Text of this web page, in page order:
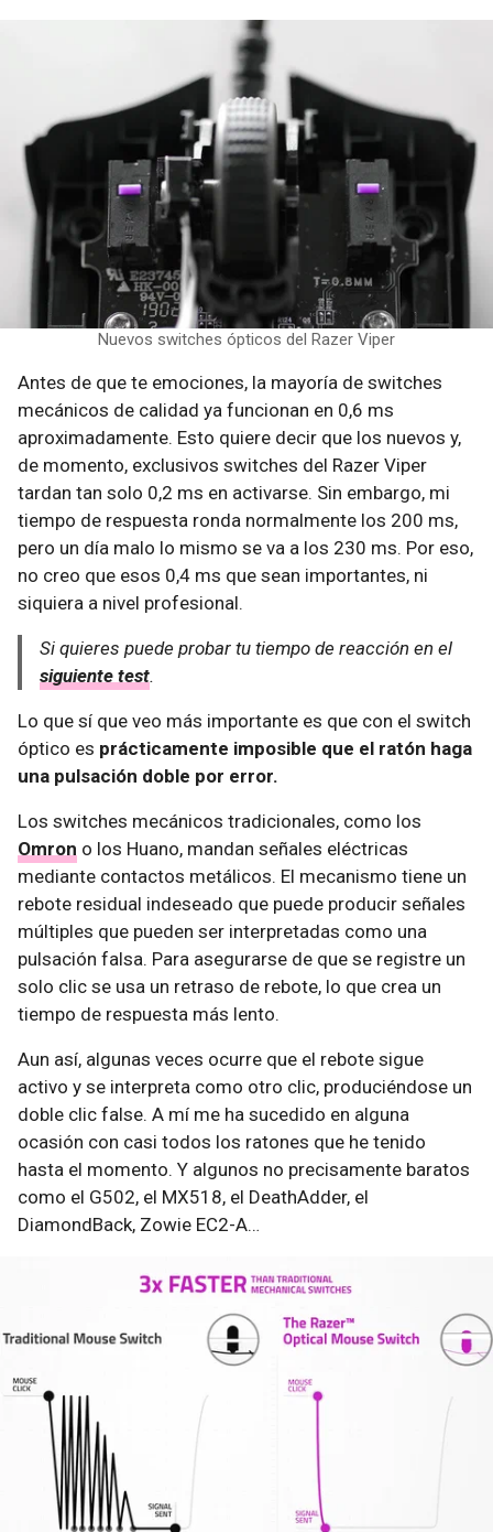
Nuevos switches ópticos del Razer Viper
Antes de que te emociones, la mayoría de switches
mecánicos de calidad ya funcionan en 0,6 ms
aproximadamente. Esto quiere decir que los nuevos y,
de momento, exclusivos switches del Razer Viper
tardan tan solo 0,2 ms en activarse. Sin embargo, mi
tiempo de respuesta ronda normalmente los 200 ms,
pero un día malo lo mismo se va a los 230 ms. Por eso,
no creo que esos 0,4 ms que sean importantes, ni
siquiera a nivel profesional.
Si quieres puede probar tu tiempo de reacción en el
siguiente test.
Lo que sí que veo más importante es que con el switch
óptico es prácticamente imposible que el ratón haga
una pulsación doble por error.
Los switches mecánicos tradicionales, como los
Omron o los Huano, mandan señales eléctricas
mediante contactos metálicos. El mecanismo tiene un
rebote residual indeseado que puede producir señales
múltiples que pueden ser interpretadas como una
pulsación falsa. Para asegurarse de que se registre un
solo clic se usa un retraso de rebote, lo que crea un
tiempo de respuesta más lento.
Aun así, algunas veces ocurre que el rebote sigue
activo y se interpreta como otro clic, produciéndose un
doble clic false. A mí me ha sucedido en alguna
ocasión con casi todos los ratones que he tenido
hasta el momento. Y algunos no precisamente baratos
como el G502, el MX518, el DeathAdder, el
DiamondBack, Zowie EC2-A…